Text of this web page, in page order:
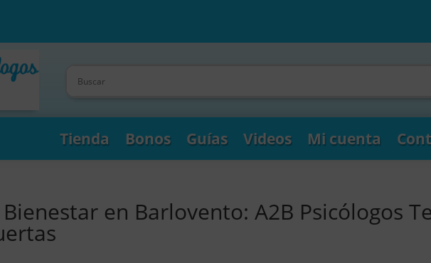
Tienda Bonos Guías Videos Mi cuenta
en Barlovento: A2B Psicólogos